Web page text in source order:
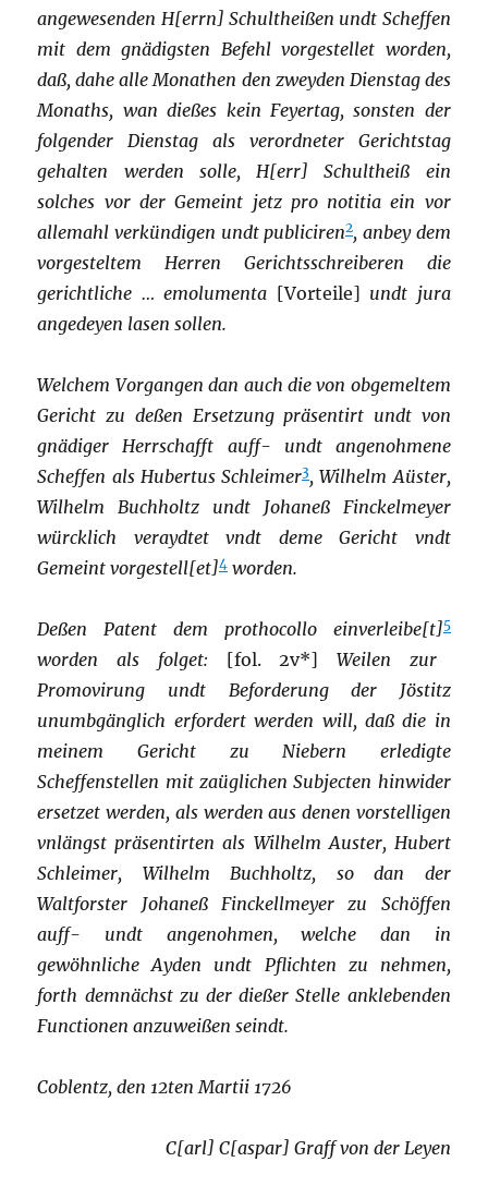
angewesenden H[errn] Schultheißen undt Scheffen
mit dem gnädigsten Befehl vorgestellet worden,
daß, dahe alle Monathen den zweyden Dienstag des
Monaths, wan dießes kein Feyertag, sonsten der
folgender Dienstag als verordneter Gerichtstag
gehalten werden solle, H[err] Schultheiß ein
solches vor der Gemeint jetz pro notitia ein vor
allemahl verkündigen undt publiciren2, anbey dem
vorgesteltem Herren Gerichtsschreiberen die
gerichtliche … emolumenta [Vorteile] undt jura
angedeyen lasen sollen.
Welchem Vorgangen dan auch die von obgemeltem
Gericht zu deßen Ersetzung präsentirt undt von
gnädiger Herrschafft auff- undt angenohmene
Scheffen als Hubertus Schleimer3, Wilhelm Aüster,
Wilhelm Buchholtz undt Johaneß Finckelmeyer
würcklich veraydtet vndt deme Gericht vndt
Gemeint vorgestell[et]4 worden.
Deßen Patent dem prothocollo einverleibe[t]5
worden als folget: [fol. 2v*]Weilen zur
Promovirung undt Beforderung der Jöstitz
unumbgänglich erfordert werden will, daß die in
meinem Gericht zu Niebern erledigte
Scheffenstellen mit zaüglichen Subjecten hinwider
ersetzet werden, als werden aus denen vorstelligen
vnlängst präsentirten als Wilhelm Auster, Hubert
Schleimer, Wilhelm Buchholtz, so dan der
Waltforster Johaneß Finckellmeyer zu Schöffen
auff- undt angenohmen, welche dan in
gewöhnliche Ayden undt Pflichten zu nehmen,
forth demnächst zu der dießer Stelle anklebenden
Functionenanzuweißen seindt.
Coblentz, den 12ten Martii 1726
C[arl] C[aspar] Graff von der Leyen